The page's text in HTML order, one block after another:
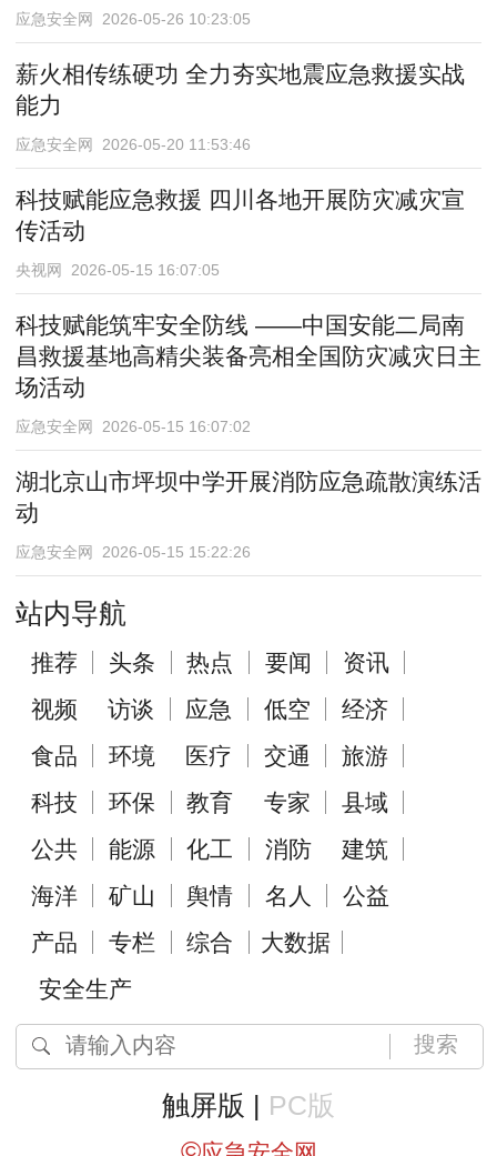
应急安全网 2026-05-26 10:23:05
薪火相传练硬功 全力夯实地震应急救援实战
能力
应急安全网 2026-05-20 11:53:46
科技赋能应急救援 四川各地开展防灾减灾宣
传活动
央视网 2026-05-15 16:07:05
科技赋能筑牢安全防线 ——中国安能二局南
昌救援基地高精尖装备亮相全国防灾减灾日主
场活动
应急安全网 2026-05-15 16:07:02
湖北京山市坪坝中学开展消防应急疏散演练活
动
应急安全网 2026-05-15 15:22:26
站内导航
推荐 头条 热点 要闻
资讯
视频
访谈 应急 低空
经济
食品
环境 医疗 交通
旅游
科技
环保 教育 专家
县域
公共
能源 化工 消防
建筑
海洋
矿山 舆情 名人
公益
产品
专栏 综合
大数据
安全生产
搜索
触屏版 | PC版